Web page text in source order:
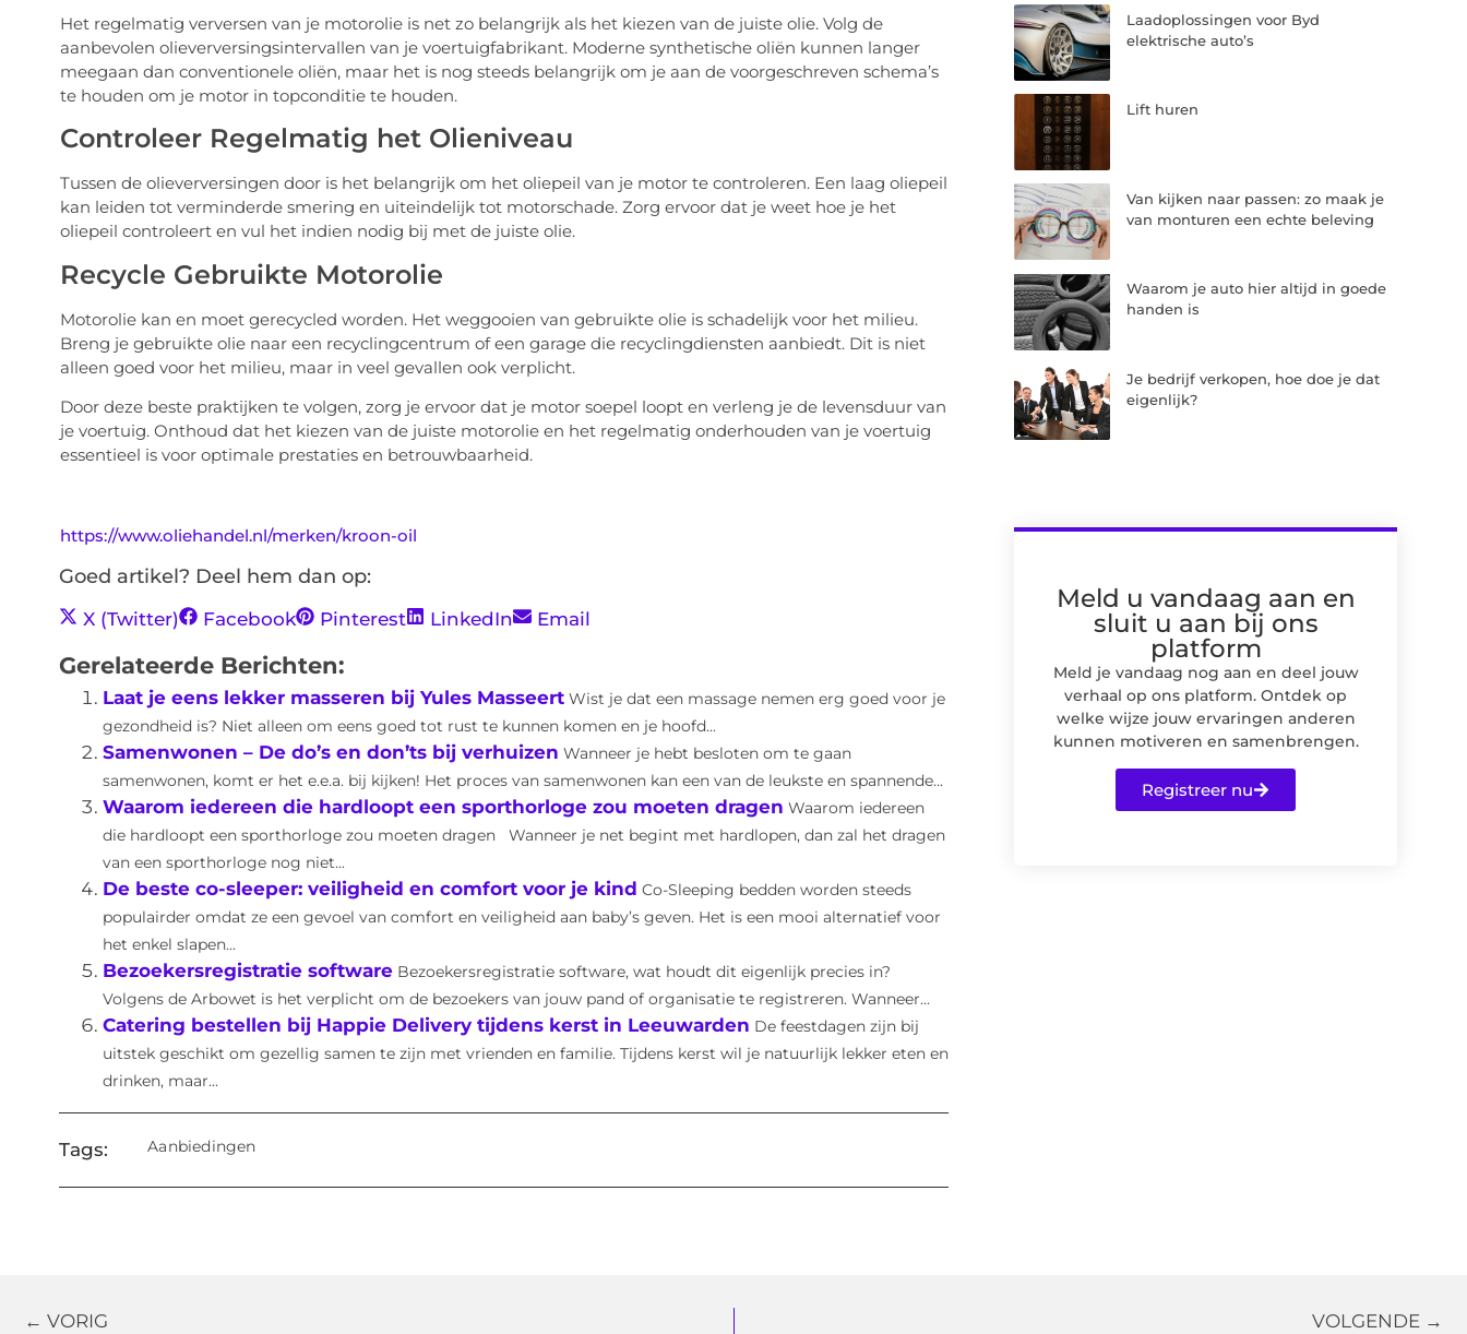
Het regelmatig verversen van je motorolie is net zo belangrijk als het kiezen van de juiste olie. Volg de
aanbevolen olieverversingsintervallen van je voertuigfabrikant. Moderne synthetische oliën kunnen langer
meegaan dan conventionele oliën, maar het is nog steeds belangrijk om je aan de voorgeschreven schema’s
te houden om je motor in topconditie te houden.
Controleer Regelmatig het Olieniveau
Tussen de olieverversingen door is het belangrijk om het oliepeil van je motor te controleren. Een laag oliepeil
kan leiden tot verminderde smering en uiteindelijk tot motorschade. Zorg ervoor dat je weet hoe je het
oliepeil controleert en vul het indien nodig bij met de juiste olie.
Recycle Gebruikte Motorolie
Motorolie kan en moet gerecycled worden. Het weggooien van gebruikte olie is schadelijk voor het milieu.
Breng je gebruikte olie naar een recyclingcentrum of een garage die recyclingdiensten aanbiedt. Dit is niet
alleen goed voor het milieu, maar in veel gevallen ook verplicht.
Door deze beste praktijken te volgen, zorg je ervoor dat je motor soepel loopt en verleng je de levensduur van
je voertuig. Onthoud dat het kiezen van de juiste motorolie en het regelmatig onderhouden van je voertuig
essentieel is voor optimale prestaties en betrouwbaarheid.
https://www.oliehandel.nl/merken/kroon-oil
Goed artikel? Deel hem dan op:
X (Twitter) Facebook Pinterest LinkedIn Email
Gerelateerde Berichten:
Laat je eens lekker masseren bij Yules Masseert Wist je dat een massage nemen erg goed voor je
gezondheid is? Niet alleen om eens goed tot rust te kunnen komen en je hoofd...
Samenwonen – De do’s en don’ts bij verhuizen Wanneer je hebt besloten om te gaan
samenwonen, komt er het e.e.a. bij kijken! Het proces van samenwonen kan een van de leukste en spannende...
Waarom iedereen die hardloopt een sporthorloge zou moeten dragen Waarom iedereen
die hardloopt een sporthorloge zou moeten dragen Wanneer je net begint met hardlopen, dan zal het dragen
van een sporthorloge nog niet...
De beste co-sleeper: veiligheid en comfort voor je kind Co-Sleeping bedden worden steeds
populairder omdat ze een gevoel van comfort en veiligheid aan baby’s geven. Het is een mooi alternatief voor
het enkel slapen...
Bezoekersregistratie software Bezoekersregistratie software, wat houdt dit eigenlijk precies in?
Volgens de Arbowet is het verplicht om de bezoekers van jouw pand of organisatie te registreren. Wanneer...
Catering bestellen bij Happie Delivery tijdens kerst in Leeuwarden De feestdagen zijn bij
uitstek geschikt om gezellig samen te zijn met vrienden en familie. Tijdens kerst wil je natuurlijk lekker eten en
drinken, maar...
Tags: Aanbiedingen
Laadoplossingen voor Byd
elektrische auto’s
Lift huren
Van kijken naar passen: zo maak je
van monturen een echte beleving
Waarom je auto hier altijd in goede
handen is
Je bedrijf verkopen, hoe doe je dat
eigenlijk?
Meld u vandaag aan en
sluit u aan bij ons
platform
Meld je vandaag nog aan en deel jouw
verhaal op ons platform. Ontdek op
welke wijze jouw ervaringen anderen
kunnen motiveren en samenbrengen.
Registreer nu
← VORIG VOLGENDE →